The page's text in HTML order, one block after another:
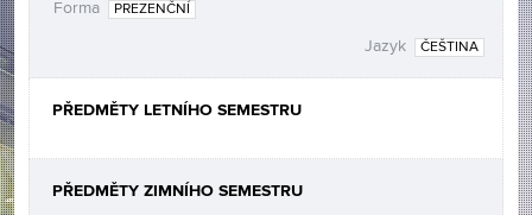
Forma PREZENČNÍ
Jazyk ČEŠTINA
PŘEDMĚTY LETNÍHO SEMESTRU
PŘEDMĚTY ZIMNÍHO SEMESTRU